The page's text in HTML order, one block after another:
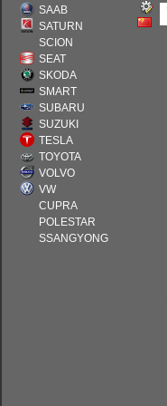
SAAB
SATURN
SCION
SEAT
SKODA
SMART
SUBARU
SUZUKI
TESLA
TOYOTA
VOLVO
VW
CUPRA
POLESTAR
SSANGYONG